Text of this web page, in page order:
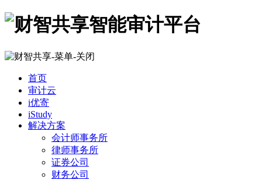
首页
审计云
i优寄
iStudy
解决方案
会计师事务所
律师事务所
证券公司
财务公司